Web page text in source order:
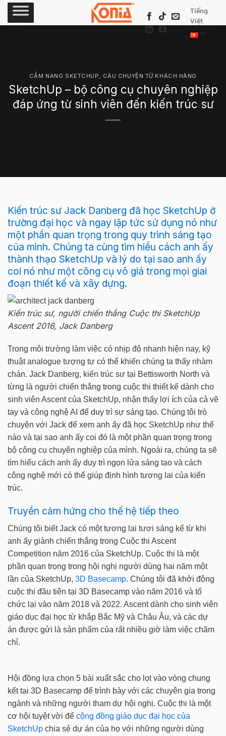
Skip
Tiếng
Việt
CẨM NANG SKETCHUP, CÂU CHUYỆN TỪ KHÁCH HÀNG
SketchUp – bộ công cụ chuyên nghiệp
đáp ứng từ sinh viên đến kiến trúc sư
Kiến trúc sư Jack Danberg đã học SketchUp ở
trường đại học và ngay lập tức sử dụng nó như
một phần quan trọng trong quy trình sáng tạo
của mình. Chúng ta cùng tìm hiểu cách anh ấy
thành thạo SketchUp và lý do tại sao anh ấy
coi nó như một công cụ vô giá trong mọi giai
đoạn thiết kế và xây dựng.
Kiến trúc sư, người chiến thắng Cuộc thi SketchUp
Ascent 2016, Jack Danberg
Trong môi trường làm việc có nhịp độ nhanh hiện nay, kỹ
thuật analogue tượng tự có thể khiến chúng ta thấy nhàm
chán. Jack Danberg, kiến trúc sư tại Bettisworth North và
từng là người chiến thắng trong cuộc thi thiết kế dành cho
sinh viên Ascent của SketchUp, nhận thấy lợi ích của cả vẽ
tay và công nghệ AI để duy trì sự sáng tạo. Chúng tôi trò
chuyện với Jack để xem anh ấy đã học SketchUp như thế
nào và tại sao anh ấy coi đó là một phần quan trọng trong
bộ công cụ chuyên nghiệp của mình. Ngoài ra, chúng ta sẽ
tìm hiểu cách anh ấy duy trì ngọn lửa sáng tạo và cách
công nghệ mới có thể giúp định hình tương lai của kiến
trúc.
Truyền cảm hứng cho thế hệ tiếp theo
Chúng tôi biết Jack có một tương lai tươi sáng kể từ khi
anh ấy giành chiến thắng trong Cuộc thi Ascent
Competition năm 2016 của SketchUp. Cuộc thi là một
phần quan trọng trong hội nghị người dùng hai năm một
lần của SketchUp, 3D Basecamp. Chúng tôi đã khởi động
cuộc thi đầu tiên tại 3D Basecamp vào năm 2016 và tổ
chức lại vào năm 2018 và 2022. Ascent dành cho sinh viên
giáo dục đại học từ khắp Bắc Mỹ và Châu Âu, và các dự
án được gửi là sản phẩm của rất nhiều giờ làm việc chăm
chỉ.
Hội đồng lựa chọn 5 bài xuất sắc cho lọt vào vòng chung
kết tại 3D Basecamp để trình bày với các chuyên gia trong
ngành và những người tham dự hội nghị. Cuộc thi là một
cơ hội tuyệt vời để cộng đồng giáo dục đại học của
SketchUp chia sẻ dự án của họ với những người dùng